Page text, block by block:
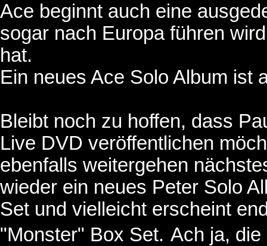
Ace beginnt auch eine
sogar nach Europa führen
hat.
Ein neues Ace Solo Album ist
Bleibt noch zu hoffen, dass
Live DVD veröffentlichen
ebenfalls weitergehen
wieder ein neues Peter Solo
Set und vielleicht erscheint
"Monster" Box Set. Ach ja,